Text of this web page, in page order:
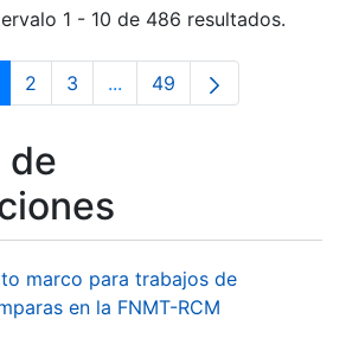
1 - 10 de 486 resultados.
Página
2 Página
3 ...Páginas intermedias Use
Página
49
de
marco para trabajos de
en la FNMT-RCM